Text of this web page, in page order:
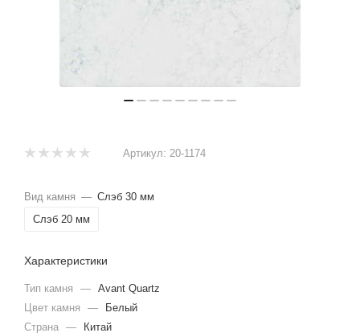
Артикул: 20-1174
Вид камня — Слэб 30 мм
Слэб 20 мм
Характеристики
Тип камня — Avant Quartz
Цвет камня
—
Белый
Страна —
Китай